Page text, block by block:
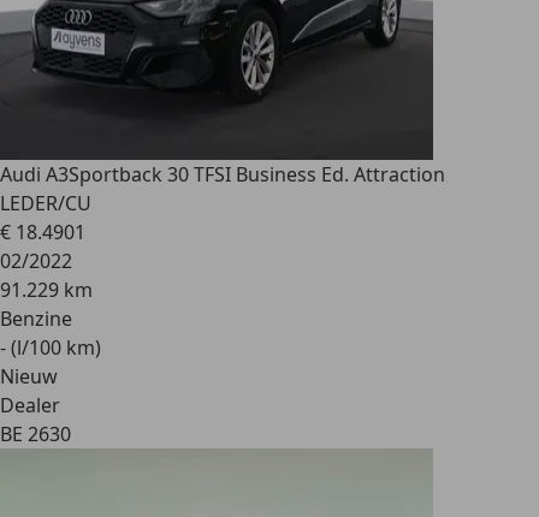
Audi A3Sportback 30 TFSI Business Ed. Attraction
LEDER/CU
€ 18.4901
02/2022
91.229 km
Benzine
- (l/100 km)
Nieuw
Dealer
BE 2630